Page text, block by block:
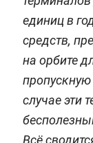
единиц в
средств,
на орбите
случае эти